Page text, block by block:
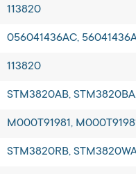
113820
056041436AC,
113820
STM3820AB,
M000T91981,
STM3820RB,